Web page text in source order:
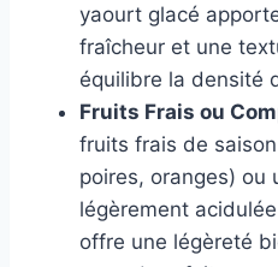
yaourt glacé
fraîcheur et une
équilibre la densité
Fruits Frais ou
fruits frais de
poires, oranges) ou
légèrement
offre une légèreté